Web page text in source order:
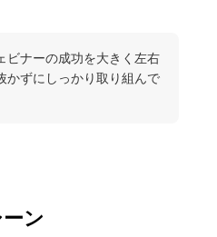
ビナーの成功を大きく左右
かずにしっかり取り組んで
ン